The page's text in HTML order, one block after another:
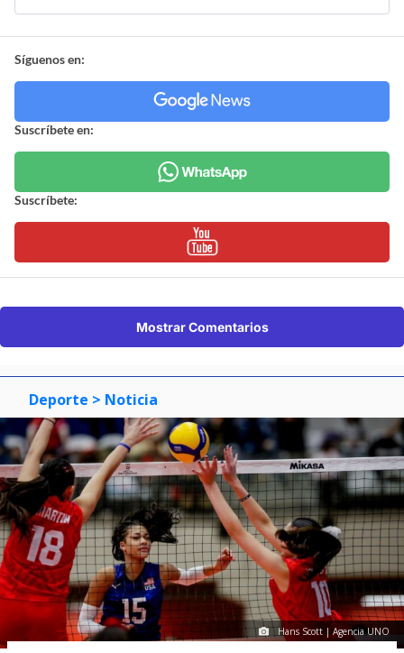
Síguenos en:
Suscríbete en:
Suscríbete:
Mostrar Comentarios
Deporte > Noticia
Hans Scott | Agencia UNO